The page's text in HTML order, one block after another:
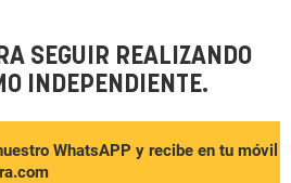
SEGUIR REALIZANDO
INDEPENDIENTE.
WhatsAPP y recibe en tu móvil